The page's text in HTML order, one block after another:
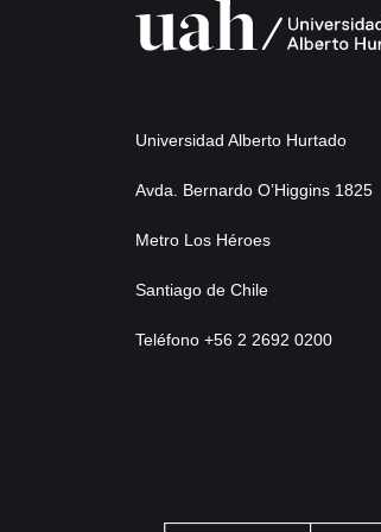
Universidad Alberto Hurtado
Avda. Bernardo O’Higgins 1825
Metro Los Héroes
Santiago de Chile
Teléfono +56 2 2692 0200